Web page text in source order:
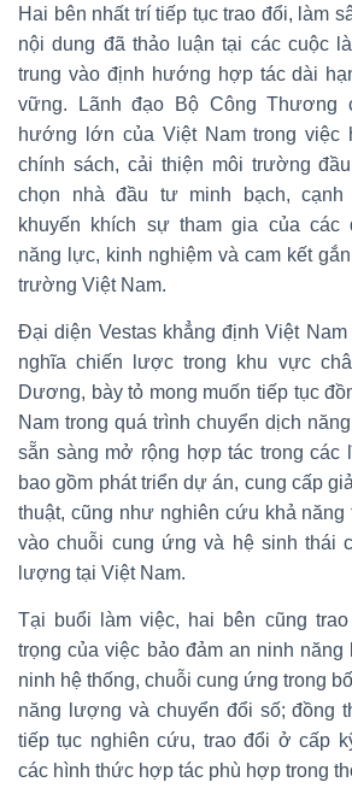
Hai bên nhất trí tiếp tục trao đổi, làm
nội dung đã thảo luận tại các cuộc
trung vào định hướng hợp tác dài
vững. Lãnh đạo Bộ Công Thương
hướng lớn của Việt Nam trong việc
chính sách, cải thiện môi trường
chọn nhà đầu tư minh bạch, cạnh
khuyến khích sự tham gia của các
năng lực, kinh nghiệm và cam kết
trường Việt Nam.
Đại diện Vestas khẳng định Việt
nghĩa chiến lược trong khu vực
Dương, bày tỏ mong muốn tiếp tục
Nam trong quá trình chuyển dịch
sẵn sàng mở rộng hợp tác trong các
bao gồm phát triển dự án, cung cấp
thuật, cũng như nghiên cứu khả năng
vào chuỗi cung ứng và hệ sinh thái
lượng tại Việt Nam.
Tại buổi làm việc, hai bên cũng
trọng của việc bảo đảm an ninh
ninh hệ thống, chuỗi cung ứng trong
năng lượng và chuyển đổi số; đồng
tiếp tục nghiên cứu, trao đổi ở cấp
các hình thức hợp tác phù hợp trong